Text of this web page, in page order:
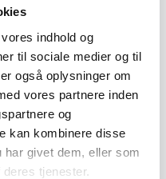
indhold og
til sociale medier og til
også oplysninger om
vores partnere inden
og
kan kombinere disse
har givet dem, eller som
tjenester.